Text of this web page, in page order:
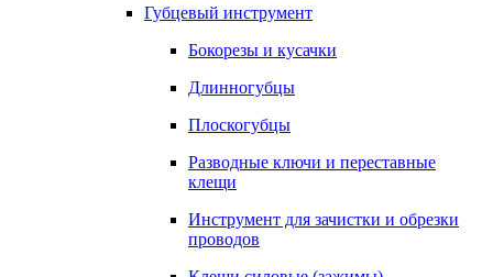
Губцевый инструмент
Бокорезы и кусачки
Длинногубцы
Плоскогубцы
Разводные ключи и переставные
клещи
Инструмент для зачистки и обрезки
проводов